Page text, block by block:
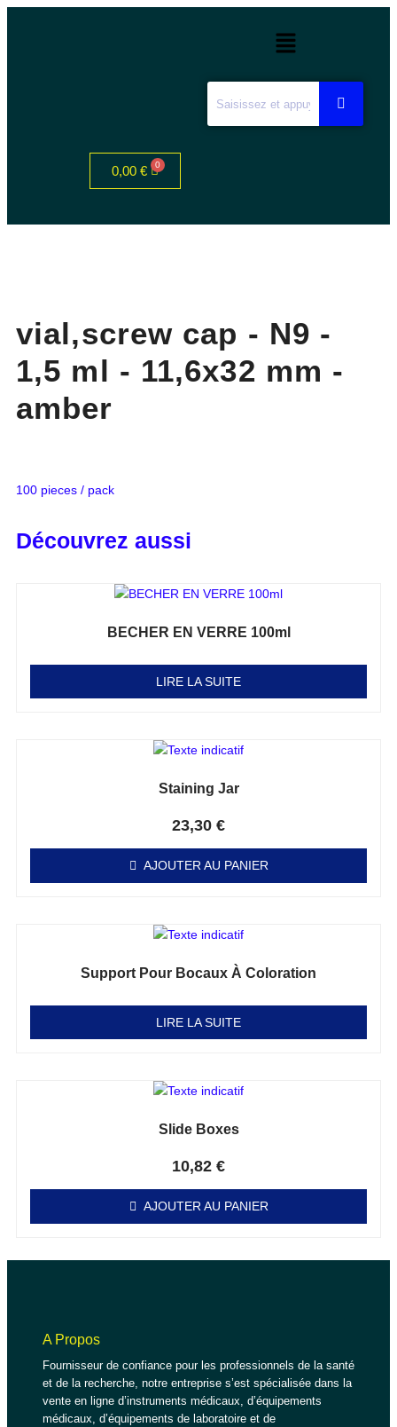
0,00 €
vial,screw cap - N9 -
1,5 ml - 11,6x32 mm -
amber
100 pieces / pack
Découvrez aussi
BECHER EN VERRE 100ml
LIRE LA SUITE
Staining Jar
23,30 €
AJOUTER AU PANIER
Support Pour Bocaux À Coloration
LIRE LA SUITE
Slide Boxes
10,82 €
AJOUTER AU PANIER
A Propos
Fournisseur de confiance pour les professionnels de la santé
et de la recherche, notre entreprise s’est spécialisée dans la
vente en ligne d’instruments médicaux, d’équipements
médicaux, d’équipements de laboratoire et de